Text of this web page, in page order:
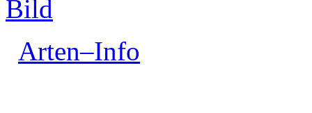
Arten–Info